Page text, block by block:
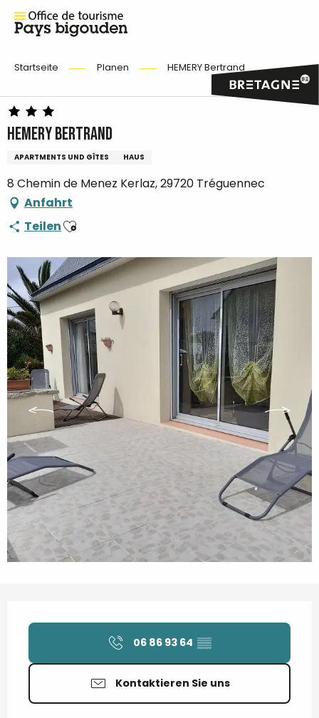
Startseite Planen HEMERY Bertrand
HEMERY Bertrand
APARTMENTS UND GÎTES HAUS
8 Chemin de Menez Kerlaz, 29720 Tréguennec
Anfahrt
TeilenAjouter aux favoris
Öffnungszeiten & Kontaktdaten
06 86 93 64 ▒▒
Kontaktieren Sie uns